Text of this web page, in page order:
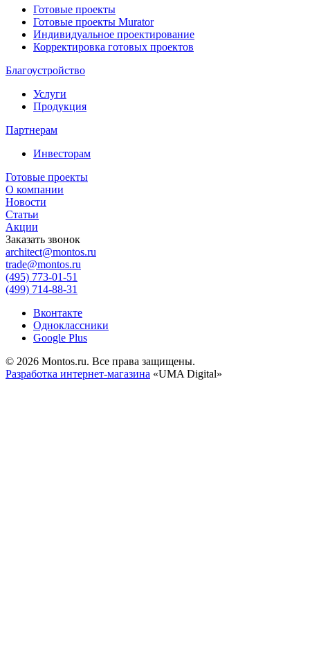
Готовые проекты
Готовые проекты Murator
Индивидуальное проектирование
Корректировка готовых проектов
Благоустройство
Услуги
Продукция
Партнерам
Инвесторам
Готовые проекты
О компании
Новости
Статьи
Акции
Заказать звонок
architect@montos.ru
trade@montos.ru
(495) 773-01-51
(499) 714-88-31
Вконтакте
Одноклассники
Google Plus
© 2026 Montos.ru. Все права защищены.
Разработка интернет-магазина «UMA Digital»